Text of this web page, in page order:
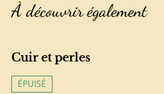
À découvrir également
Cuir et perles
ÉPUISÉ